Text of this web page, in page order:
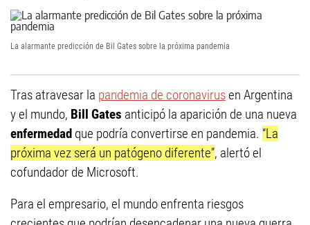
La alarmante predicción de Bil Gates sobre la próxima pandemia
Tras atravesar la pandemia de coronavirusen Argentina
y el mundo, Bill Gates anticipó la aparición de una nueva
enfermedad que podría convertirse en pandemia. “La
próxima vez será un patógeno diferente”, alertó el
cofundador de Microsoft.
Para el empresario, el mundo enfrenta riesgos